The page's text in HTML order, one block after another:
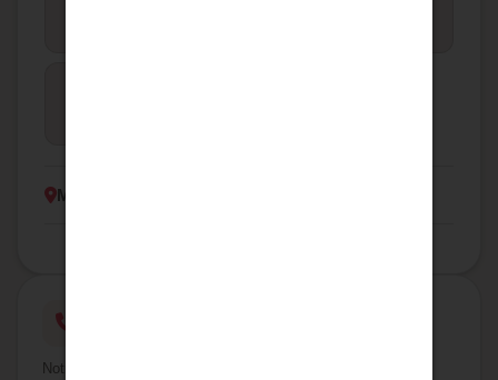
Montastruc la conseillere
Notre équipe est disponible pour répondre à toutes vos